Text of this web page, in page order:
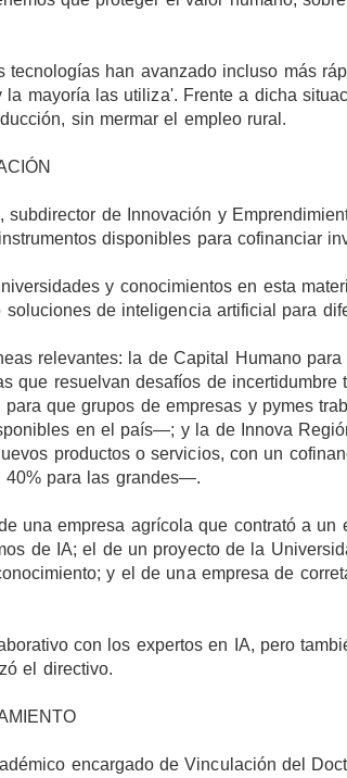
tecnologías han avanzado incluso más
la mayoría las utiliza'. Frente a dicha
sin mermar el empleo rural.
subdirector de Innovación y
disponibles para cofinanciar
y conocimientos en esta
de inteligencia artificial para
relevantes: la de Capital Humano
que resuelvan desafíos de
que grupos de empresas y pymes
en el país—; y la de Innova
productos o servicios, con un
40% para las grandes—.
una empresa agrícola que contrató a
de IA; el de un proyecto de la
y el de una empresa de
con los expertos en IA, pero
el directivo.
encargado de Vinculación del